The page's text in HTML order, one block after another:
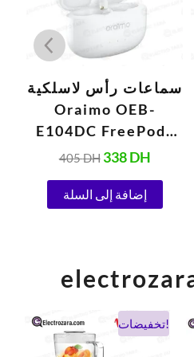
سماعات رأس لاسلكية
Oraimo OEB-
E104DC FreePods
White 3C مع جهير
قابلة للتخصيص
405DH 338DH
إضافة إلى السلة
تخفيضات!
السعر
الأصلي
السعر
الحالي